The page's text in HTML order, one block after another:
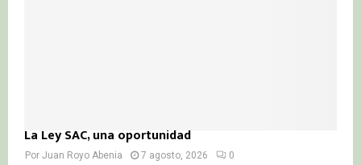
La Ley SAC, una oportunidad
Por Juan Royo Abenia 7 agosto, 2026 0